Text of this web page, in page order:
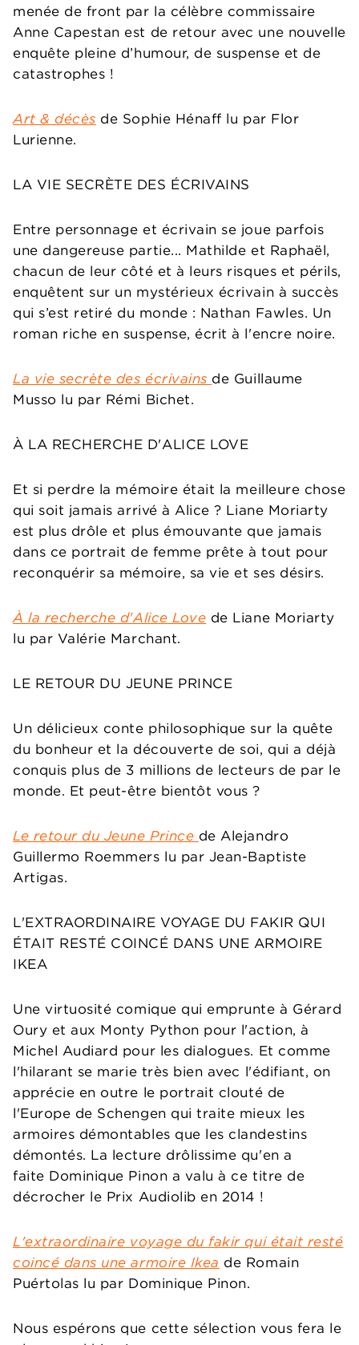
menée de front par la célèbre commissaire
Anne Capestan est de retour avec une nouvelle
enquête pleine d’humour, de suspense et de
catastrophes !
Art & décès de Sophie Hénaff lu par Flor
Lurienne.
LA VIE SECRÈTE DES ÉCRIVAINS
Entre personnage et écrivain se joue parfois
une dangereuse partie... Mathilde et Raphaël,
chacun de leur côté et à leurs risques et périls,
enquêtent sur un mystérieux écrivain à succès
qui s’est retiré du monde : Nathan Fawles. Un
roman riche en suspense, écrit à l'encre noire.
La vie secrète des écrivains de Guillaume
Musso lu par Rémi Bichet.
À LA RECHERCHE D'ALICE LOVE
Et si perdre la mémoire était la meilleure chose
qui soit jamais arrivé à Alice ? Liane Moriarty
est plus drôle et plus émouvante que jamais
dans ce portrait de femme prête à tout pour
reconquérir sa mémoire, sa vie et ses désirs.
À la recherche d'Alice Love de Liane Moriarty
lu par Valérie Marchant.
LE RETOUR DU JEUNE PRINCE
Un délicieux conte philosophique sur la quête
du bonheur et la découverte de soi, qui a déjà
conquis plus de 3 millions de lecteurs de par le
monde. Et peut-être bientôt vous ?
Le retour du Jeune Prince de Alejandro
Guillermo Roemmers lu par Jean-Baptiste
Artigas.
L'EXTRAORDINAIRE VOYAGE DU FAKIR QUI
ÉTAIT RESTÉ COINCÉ DANS UNE ARMOIRE
IKEA
Une virtuosité comique qui emprunte à Gérard
Oury et aux Monty Python pour l'action, à
Michel Audiard pour les dialogues. Et comme
l'hilarant se marie très bien avec l'édifiant, on
apprécie en outre le portrait clouté de
l'Europe de Schengen qui traite mieux les
armoires démontables que les clandestins
démontés. La lecture drôlissime qu'en a
faite Dominique Pinon a valu à ce titre de
décrocher le Prix Audiolib en 2014 !
L'extraordinaire voyage du fakir qui était resté
coincé dans une armoire Ikea de Romain
Puértolas lu par Dominique Pinon.
Nous espérons que cette sélection vous fera le